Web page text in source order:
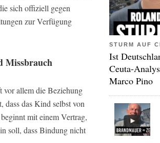
sich offiziell gegen
zur Verfügung
Missbrauch
vor allem die Beziehung
das Kind selbst von
mit einem Vertrag,
soll, dass Bindung nicht
STURM AUF
Ist
Ceuta-
Marco Pino